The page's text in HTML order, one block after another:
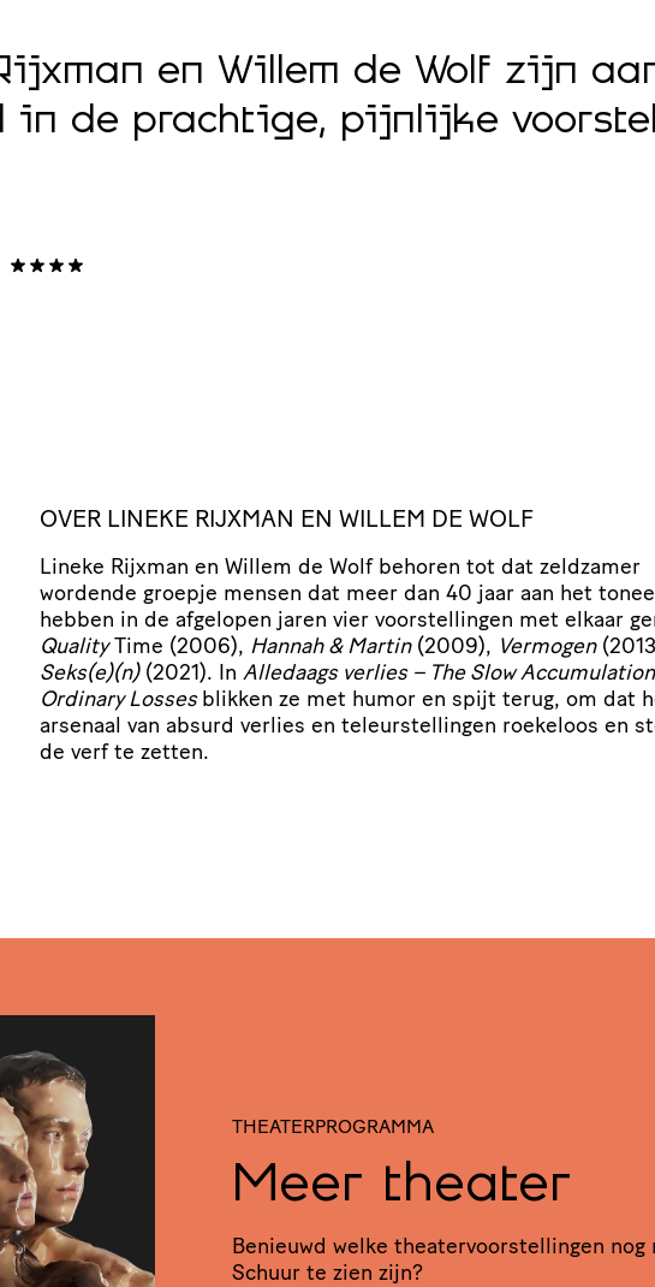
en Willem de Wolf zijn
in de prachtige, pijnlijke
OVER LINEKE RIJXMAN EN WILLEM DE WOLF
Lineke Rijxman en Willem de Wolf behoren tot dat zeldzamer
wordende groepje mensen dat meer dan 40 jaar aan het
hebben in de afgelopen jaren vier voor­stel­lingen met elkaar
QualityTime (2006), Hannah&Martin(2009), Vermogen
Seks(e)(n)(2021). In Alledaags verlies – The Slow
Ordinary Lossesblikken ze met humor en spijt terug, om dat
arsenaal van absurd verlies en teleur­stel­lingen roekeloos en
de verf te zetten.
THEATERPROGRAMMA
Meer theater
Benieuwd welke thea­ter­voor­stel­lingen nog
Schuur te zien zijn?